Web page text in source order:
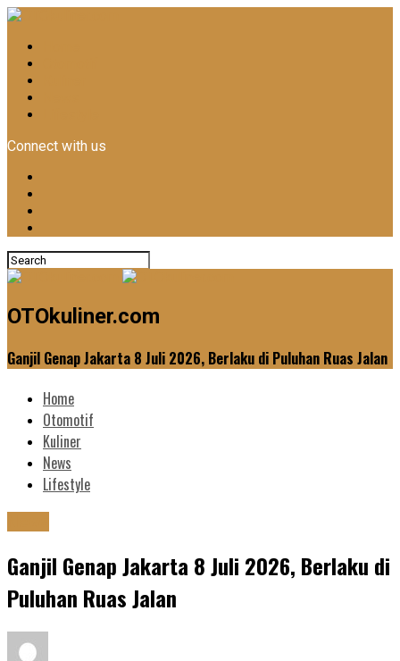
Connect with us
OTOkuliner.com
Ganjil Genap Jakarta 8 Juli 2026, Berlaku di Puluhan Ruas Jalan
Home
Otomotif
Kuliner
News
Lifestyle
Ganjil Genap Jakarta 8 Juli 2026, Berlaku di
Puluhan Ruas Jalan